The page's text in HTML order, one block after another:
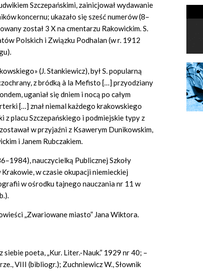
Szczepańskimi, zainicjował wydawanie
koncernu; ukazało się sześć numerów (8–
został 3 X na cmentarzu Rakowickim. S.
Polskich i Związku Podhalan (w r. 1912
(J. Stankiewicz), był S. popularną
z bródką à la Mefisto […] przyodziany
uganiał się dniem i nocą po całym
[…] znał niemal każdego krakowskiego
placu Szczepańskiego i podmiejskie typy z
w przyjaźni z Ksawerym Dunikowskim,
i Janem Rubczakiem.
nauczycielką Publicznej Szkoły
w czasie okupacji niemieckiej
w ośrodku tajnego nauczania nr 11 w
„Zwariowane miasto” Jana Wiktora.
poeta, „Kur. Liter.-Nauk.” 1929 nr 40; –
VIII (bibliogr.); Zuchniewicz W., Słownik